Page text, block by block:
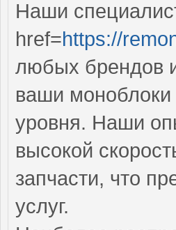
Наши
href=https://
любых брендов
ваши моноблоки
уровня. Наши
высокой
запчасти, что
услуг.